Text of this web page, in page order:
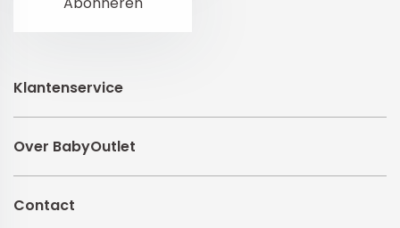
Klantenservice
Over BabyOutlet
Contact